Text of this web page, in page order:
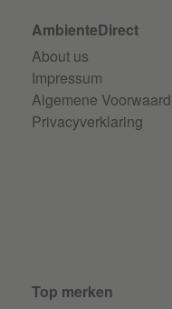
AmbienteDirect
About us
Impressum
Algemene
Privacyverklaring
Top merken